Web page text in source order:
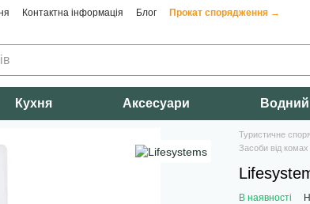
Контактна інформація Блог Прокат спорядження →
Кухня Аксесуари
Туристичне
Засоби від комах
В наявності